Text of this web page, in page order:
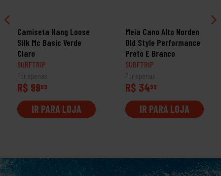
Camiseta Hang Loose
Silk Mc Basic Verde
Claro
SURFTRIP
Por apenas
R$ 9999
IR PARA LOJA
Meia Cano Alto Norden
Old Style Performance
Preto E Branco
SURFTRIP
Por apenas
R$ 3499
IR PARA LOJA